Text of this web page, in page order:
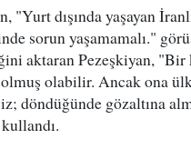
"Yurt dışında yaşayan
sorun yaşamamalı."
aktaran Pezeşkiyan,
olabilir. Ancak ona
döndüğünde gözaltına